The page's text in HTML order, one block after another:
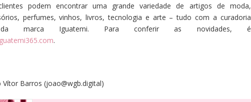
podem encontrar uma grande variedade de artigos de moda,
perfumes, vinhos, livros, tecnologia e arte – tudo com a curadoria
da marca Iguatemi. Para conferir as novidades, é
.
Vítor Barros (joao@wgb.digital)